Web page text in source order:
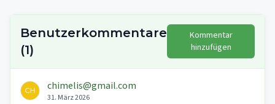
Benutzerkommentare
(1)
Kommentar
hinzufügen
chimelis@gmail.com
31. März 2026